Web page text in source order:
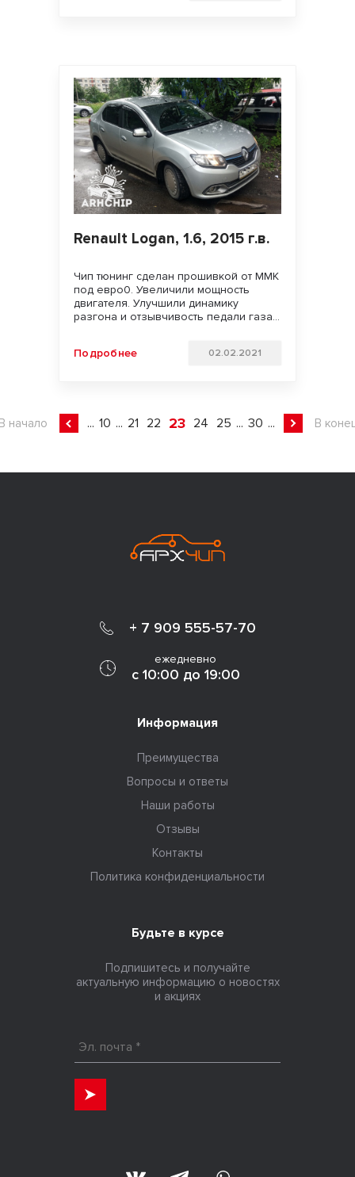
Renault Logan, 1.6, 2015 г.в.
Чип тюнинг сделан прошивкой от ММК
под евро0. Увеличили мощность
двигателя. Улучшили динамику
разгона и отзывчивость педали газа.
Подробнее
02.02.2021
начало ... 10 ... 21 22 23 24 25 ... 30 ... В
+ 7 909 555-57-70
ежедневно
с 10:00 до 19:00
Информация
Преимущества
Вопросы и ответы
Наши работы
Отзывы
Контакты
Политика конфиденциальности
Будьте в курсе
Подпишитесь и получайте
актуальную информацию о новостях
и акциях